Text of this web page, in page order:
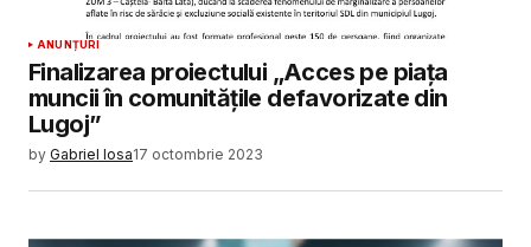
ANUNȚURI
Finalizarea proiectului „Acces pe piața
muncii în comunitățile defavorizate din
Lugoj”
by Gabriel Iosa17 octombrie 2023